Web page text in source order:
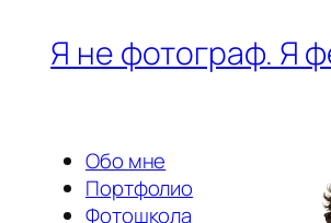
ПерейтиЯ не фотограф. Я
Обо мне
Портфолио
Фотошкола